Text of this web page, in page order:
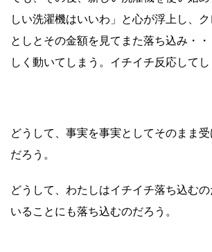
しい洗濯機はいいわ」と心が浮上し、
としとその金額を見てまた落ち込み・
しく動いてしまう。イチイチ反応してし
どうして、事実を事実としてそのまま
だろう。
どうして、わたしはイチイチ落ち込む
いることにも落ち込むのだろう。